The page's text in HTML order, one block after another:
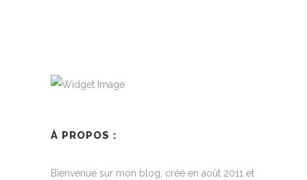
À PROPOS :
Bienvenue sur mon blog, créé en août 2011 et